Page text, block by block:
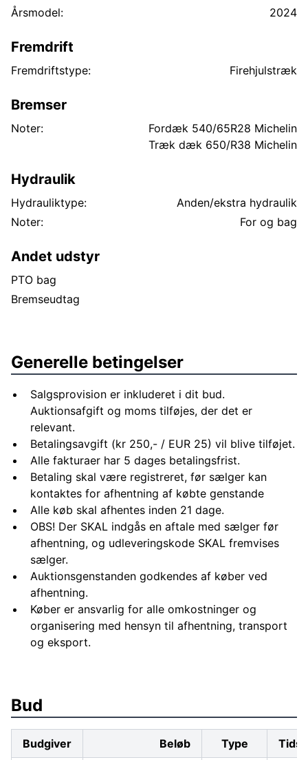
Årsmodel:
2024
Fremdrift
Fremdriftstype: Firehjulstræk
Bremser
Noter:
Fordæk 540/65R28 Michelin
Træk dæk 650/R38 Michelin
Hydraulik
Hydrauliktype:
Anden/ekstra hydraulik
Noter:
For og bag
Andet udstyr
PTO bag
Bremseudtag
Generelle betingelser
Salgsprovision er inkluderet i dit bud.
Auktionsafgift og moms tilføjes, der det er
relevant.
Betalingsavgift (kr 250,- / EUR 25) vil blive tilføjet.
Alle fakturaer har 5 dages betalingsfrist.
Betaling skal være registreret, før sælger kan
kontaktes for afhentning af købte genstande
Alle køb skal afhentes inden 21 dage.
OBS! Der SKAL indgås en aftale med sælger før
afhentning, og udleveringskode SKAL fremvises
sælger.
Auktionsgenstanden godkendes af køber ved
afhentning.
Køber er ansvarlig for alle omkostninger og
organisering med hensyn til afhentning, transport
og eksport.
Bud
Budgiver Beløb Type